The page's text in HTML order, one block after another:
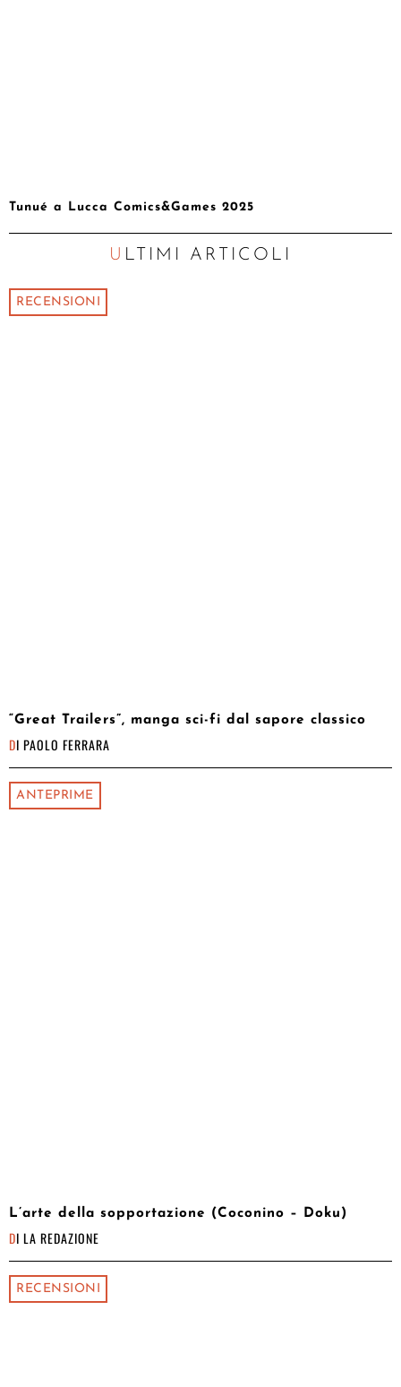
Tunué a Lucca Comics&Games 2025
ULTIMI ARTICOLI
RECENSIONI
“Great Trailers”, manga sci-fi dal sapore classico
DI PAOLO FERRARA
ANTEPRIME
L’arte della sopportazione (Coconino – Doku)
DI LA REDAZIONE
RECENSIONI